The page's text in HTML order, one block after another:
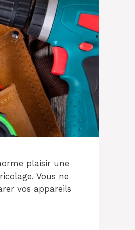
plaisir une
Vous ne
vos appareils